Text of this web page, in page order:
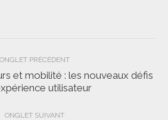
ONGLET PRÉCÉDENT
Onglet
et mobilité : les nouveaux défis
utilisateur
ONGLET SUIVANT